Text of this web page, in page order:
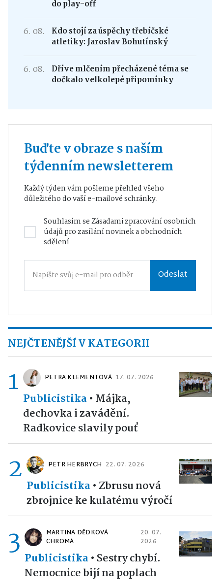
do play-off
6. 08.
Kdo stojí za úspěchy třebíčské
atletiky: Jaroslav Bohutínský
6. 08.
Dříve mlčením přecházené téma se
dočkalo velkolepé připomínky
Buďte v obraze s naším
týdenním newsletterem
Každý týden vám pošleme přehled všeho
důležitého do vaší e-mailové schránky.
Souhlasím seZásadami zpracování osobních
údajůpro zasílání novinek a obchodních
sdělení
Odeslat
NEJČTENĚJŠÍ V KATEGORII
1 PETRA KLEMENTOVÁ 17. 07. 2026
Publicistika• Májka,
dechovka i zavádění.
Radkovice slavily pouť
2 PETR HERBRYCH 22. 07. 2026
Publicistika• Zbrusu nová
zbrojnice ke kulatému výročí
3
MARTINA DĚDKOVÁ
CHROMÁ
20. 07.
2026
Publicistika• Sestry chybí.
Nemocnice bijí na poplach